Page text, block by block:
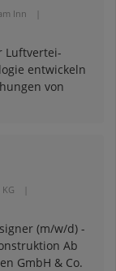
Inn
Luft­ver­tei­
entwickeln
von
(m/w/d) -
Ab
GmbH & Co.